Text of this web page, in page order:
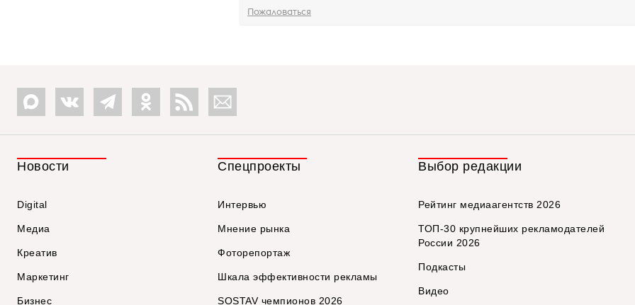
Пожаловаться
Новости
Digital
Медиа
Креатив
Маркетинг
Бизнес
Спецпроекты
Интервью
Мнение рынка
Фоторепортаж
Шкала эффективности рекламы
SOSTAV чемпионов 2026
Выбор редакции
Рейтинг медиаагентств 2026
ТОП-30 крупнейших рекламодателей
России 2026
Подкасты
Видео